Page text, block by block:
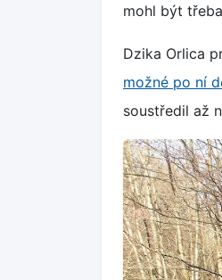
mohl být
Dzika Orlica
možné po ní
soustředil až